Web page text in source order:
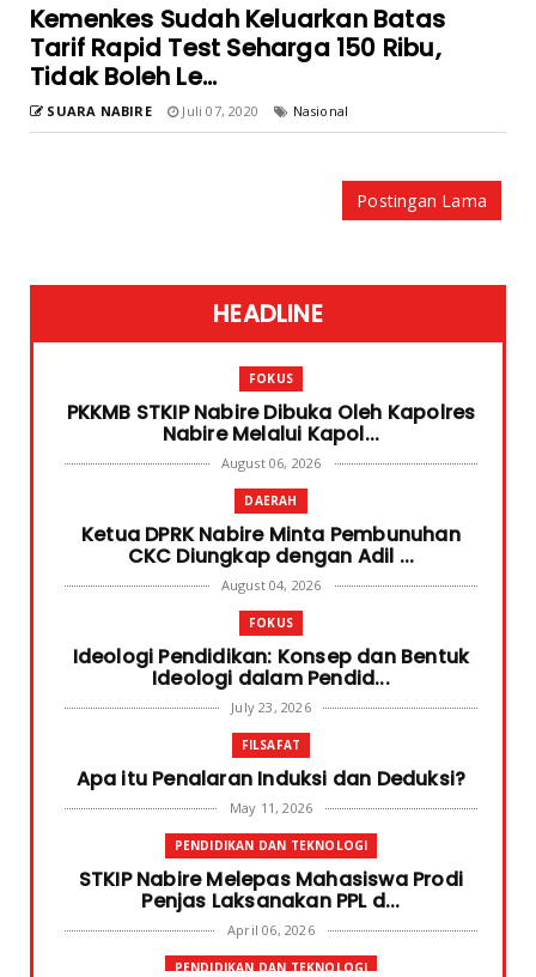
Kemenkes Sudah Keluarkan Batas
Tarif Rapid Test Seharga 150 Ribu,
Tidak Boleh Le...
SUARA NABIRE Juli 07, 2020 Nasional
Postingan Lama
HEADLINE
FOKUS
PKKMB STKIP Nabire Dibuka Oleh Kapolres
Nabire Melalui Kapol...
August 06, 2026
DAERAH
Ketua DPRK Nabire Minta Pembunuhan
CKC Diungkap dengan Adil ...
August 04, 2026
FOKUS
Ideologi Pendidikan: Konsep dan Bentuk
Ideologi dalam Pendid...
July 23, 2026
FILSAFAT
Apa itu Penalaran Induksi dan Deduksi?
May 11, 2026
PENDIDIKAN DAN TEKNOLOGI
STKIP Nabire Melepas Mahasiswa Prodi
Penjas Laksanakan PPL d...
April 06, 2026
PENDIDIKAN DAN TEKNOLOGI